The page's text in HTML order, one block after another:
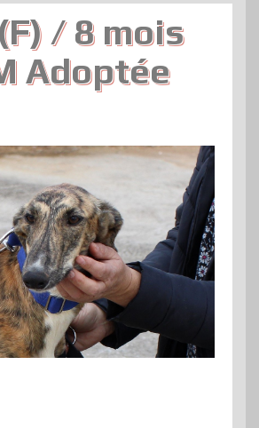
/ 8 mois
Adoptée